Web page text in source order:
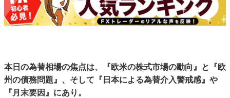
本日の為替相場の焦点は、『欧米の株式市場の動向』と『欧
州の債務問題』、そして『日本による為替介入警戒感』や
『月末要因』にあり。